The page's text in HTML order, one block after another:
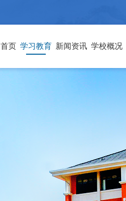
首页 学习教育 新闻资讯 学校概况